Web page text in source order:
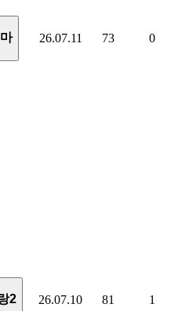
26.07.11 73 0
2 26.07.10 81 1